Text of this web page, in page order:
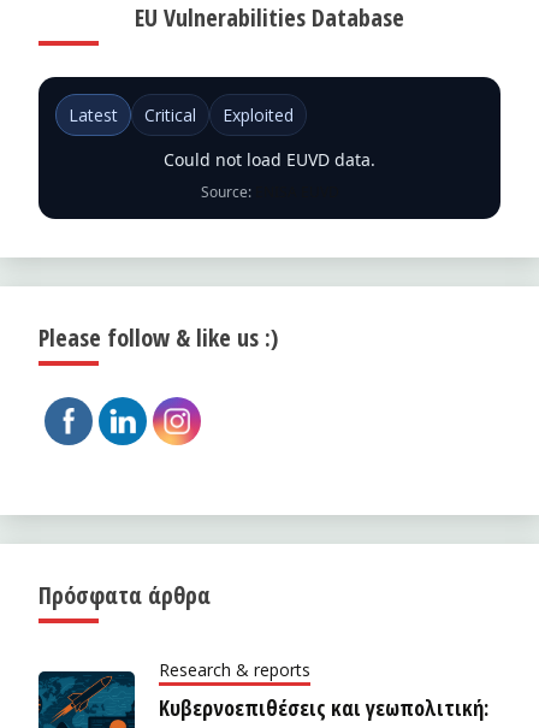
EU Vulnerabilities Database
Latest Critical
Exploited
Could not load EUVD data.
Source:
Please follow & like us :)
Πρόσφατα άρθρα
Research & reports
Κυβερνοεπιθέσεις και γεωπολιτική: